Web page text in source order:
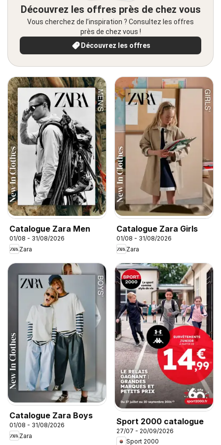
Découvrez les offres près de chez vous
Vous cherchez de l’inspiration ? Consultez les offres
près de chez vous !
Découvrez les offres
Catalogue Zara Men
01/08 - 31/08/2026
Zara
Catalogue Zara Girls
01/08 - 31/08/2026
Zara
Catalogue Zara Boys
01/08 - 31/08/2026
Zara
Sport 2000 catalogue
27/07 - 20/09/2026
Sport 2000